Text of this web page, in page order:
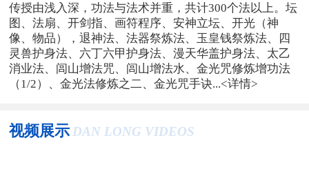
传授由浅入深，功法与法术并重，共计300个法以上。坛
图、法扇、开剑指、画符程序、安神立坛、开光（神
像、物品），退神法、法器祭炼法、玉皇钱祭炼法、四
灵兽护身法、六丁六甲护身法、漫天华盖护身法、太乙
消业法、闾山增法咒、闾山增法水、金光咒修炼增功法
（1/2）、金光法修炼之二、金光咒手诀...<详情>
视频展示 DAN LONG VIDEOS